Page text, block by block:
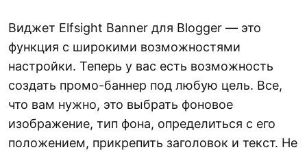
Виджет Elfsight Banner для Blogger — это
функция с широкими возможностями
настройки. Теперь у вас есть возможность
создать промо-баннер под любую цель. Все,
что вам нужно, это выбрать фоновое
изображение, тип фона, определиться с его
положением, прикрепить заголовок и текст. Не